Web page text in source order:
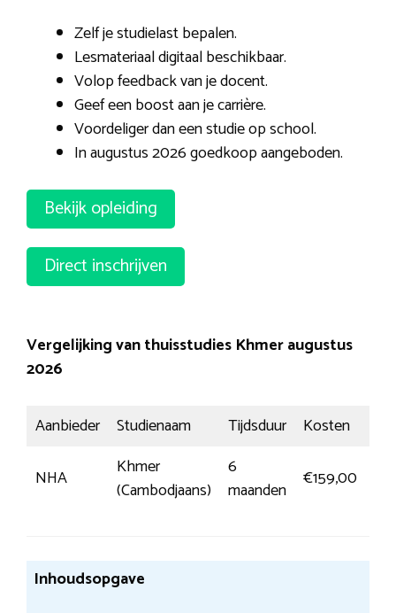
Zelf je studielast bepalen.
Lesmateriaal digitaal beschikbaar.
Volop feedback van je docent.
Geef een boost aan je carrière.
Voordeliger dan een studie op school.
In augustus 2026 goedkoop aangeboden.
Bekijk opleiding
Direct inschrijven
Vergelijking van thuisstudies Khmer augustus
2026
Aanbieder Studienaam Tijdsduur Kosten
NHA
Khmer
(Cambodjaans)
6
maanden
€159,00
Inhoudsopgave